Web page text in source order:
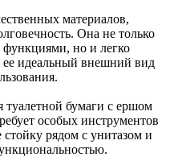
материалов,
Она не только
функциями, но и легко
ее идеальный внешний вид
туалетной бумаги с ершом
особых инструментов
рядом с унитазом и